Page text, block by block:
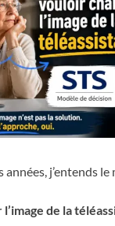
j’entends le
de la